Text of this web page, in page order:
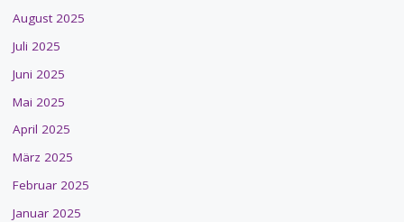
August 2025
Juli 2025
Juni 2025
Mai 2025
April 2025
März 2025
Februar 2025
Januar 2025